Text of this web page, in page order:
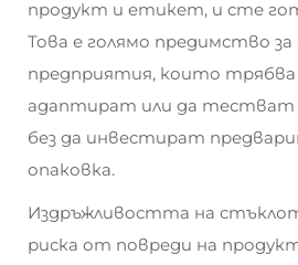
продукт и етикет, и сте
Това е голямо предимство за
предприятия, които трябва
адаптират или да тестват
без да инвестират
опаковка.
Издръжливостта на
риска от повреди на